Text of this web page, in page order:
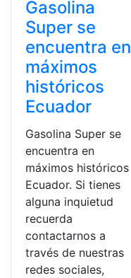
Gasolina
Super se
encuentra en
máximos
históricos
Ecuador
Gasolina Super se
encuentra en
máximos históricos
Ecuador. Si tienes
alguna inquietud
recuerda
contactarnos a
través de nuestras
redes sociales,